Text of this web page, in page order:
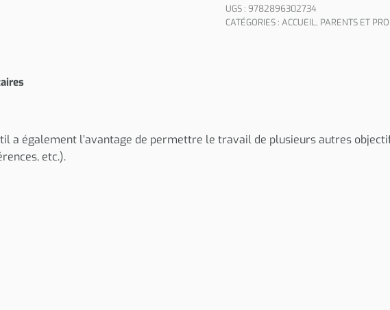
UGS : 9782896302734
CATÉGORIES : ACCUEIL, PARENTS ET
a également l’avantage de permettre le travail de plusieurs autres
etc.).